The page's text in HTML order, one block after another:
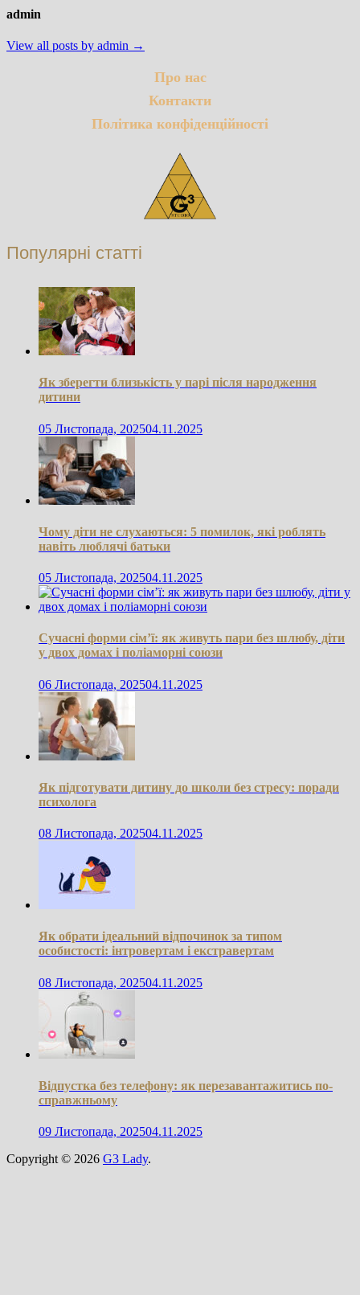
admin
View all posts by admin →
Про нас
Контакти
Політика конфіденційності
Популярні статті
Як зберегти близькість у парі після народження
дитини
05 Листопада, 202504.11.2025
Чому діти не слухаються: 5 помилок, які роблять
навіть люблячі батьки
05 Листопада, 202504.11.2025
Сучасні форми сім’ї: як живуть пари без шлюбу, діти
у двох домах і поліаморні союзи
06 Листопада, 202504.11.2025
Як підготувати дитину до школи без стресу: поради
психолога
08 Листопада, 202504.11.2025
Як обрати ідеальний відпочинок за типом
особистості: інтровертам і екстравертам
08 Листопада, 202504.11.2025
Відпустка без телефону: як перезавантажитись по-
справжньому
09 Листопада, 202504.11.2025
Copyright © 2026 G3 Lady.